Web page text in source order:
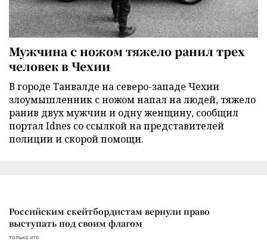
Мужчина с ножом тяжело ранил трех
человек в Чехии
В городе Танвалде на северо-западе Чехии
злоумышленник с ножом напал на людей, тяжело
ранив двух мужчин и одну женщину, сообщил
портал Idnes со ссылкой на представителей
полиции и скорой помощи.
Российским скейтбордистам вернули право
выступать под своим флагом
только что